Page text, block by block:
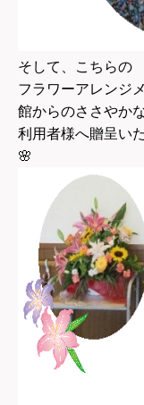
そして、こちらの
フラワーアレンジ
館からのささやか
利用者様へ贈呈い
🌸